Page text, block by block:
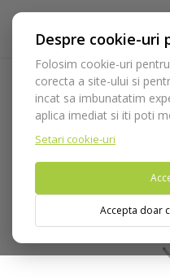
Despre cookie-uri
Folosim cookie-uri
corecta a site-ului si
incat sa imbunatatim
aplica imediat si iti poti
Setari cookie-uri
Accepta doar
Acasa Instrumentar
restaurare
Parodontologie
Pensa Crane-Kalplan cod
Nu puteti plasa comenzi
(United States).